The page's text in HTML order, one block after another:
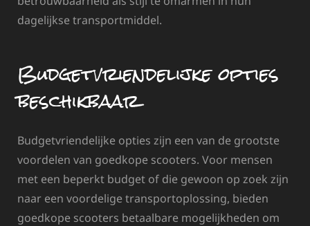
dagelijkse transportmiddel.
Budgetvriendelijke opties
beschikbaar
Budgetvriendelijke opties zijn een van de grootste
voordelen van goedkope scooters. Voor mensen
met een beperkt budget of die gewoon op zoek zijn
naar een voordelige transportoplossing, bieden
goedkope scooters betaalbare mogelijkheden om